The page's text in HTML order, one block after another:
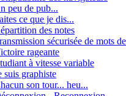
peu de pub...
ce que je dis...
des notes
sécurisée de mots
rageante
à vitesse variable
suis graphiste
son tour... heu...